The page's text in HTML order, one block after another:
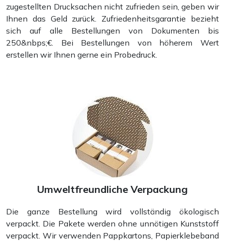
zugestellten Drucksachen nicht zufrieden sein, geben wir
Ihnen das Geld zurück. Zufriedenheitsgarantie bezieht
sich auf alle Bestellungen von Dokumenten bis
250&nbps;€. Bei Bestellungen von höherem Wert
erstellen wir Ihnen gerne ein Probedruck.
Umweltfreundliche Verpackung
Die ganze Bestellung wird vollständig ökologisch
verpackt. Die Pakete werden ohne unnötigen Kunststoff
verpackt. Wir verwenden Pappkartons, Papierklebeband